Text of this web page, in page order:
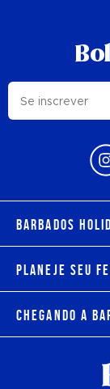
Barbados
Planeje seu
Chegando a